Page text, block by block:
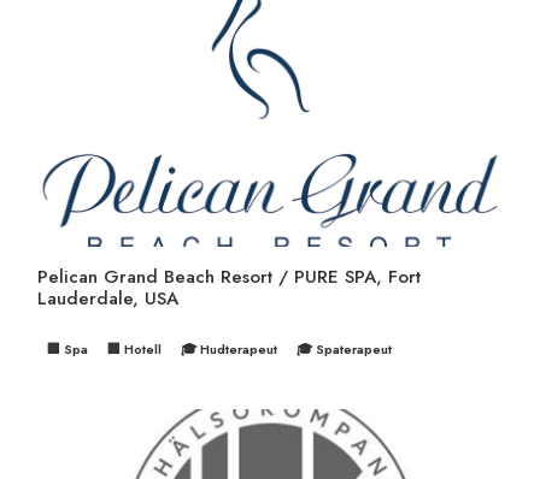
Pelican Grand Beach Resort / PURE SPA, Fort
Lauderdale, USA
🏢 Spa 🏢 Hotell 🎓 Hudterapeut 🎓 Spaterapeut